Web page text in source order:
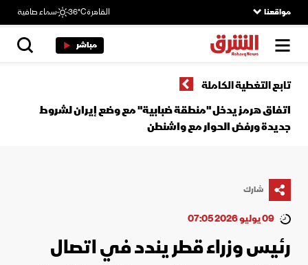
مواقعنا القاهرة36°C سماء صافية
مباشر
تابع التغطية الكاملة
اتفاق هرمز يدخل "منطقة ضبابية" مع وضع إيران لشروط
جديدة ورفض الحوار مع واشنطن
شارك
09 يوليو 2026 07:05
رئيس وزراء قطر يندد في اتصال